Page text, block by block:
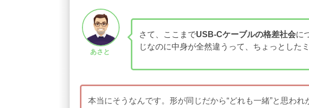
あさと
さて、ここまでUSB‑Cケーブルの格差社会に
じなのに中身が全然違うって、ちょっとした
本当にそうなんです。形が同じだから“どれも一緒”と思わ